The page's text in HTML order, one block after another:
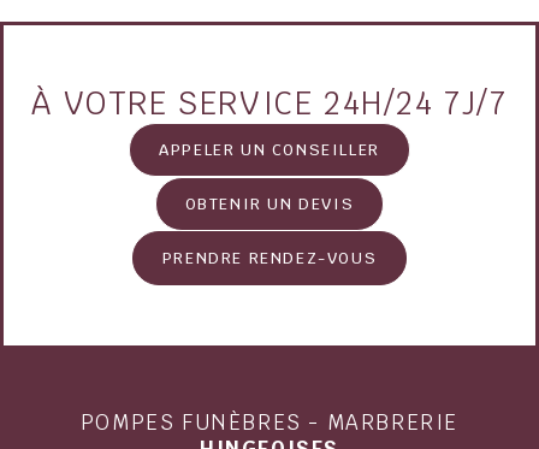
À VOTRE SERVICE 24H/24 7J/7
APPELER UN CONSEILLER
OBTENIR UN DEVIS
PRENDRE RENDEZ-VOUS
POMPES FUNÈBRES - MARBRERIE